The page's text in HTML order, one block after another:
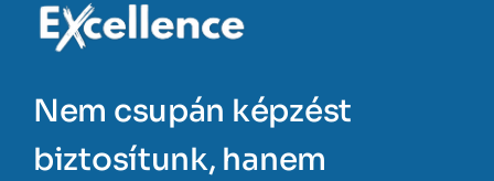
Nem csupán képzést
biztosítunk, hanem